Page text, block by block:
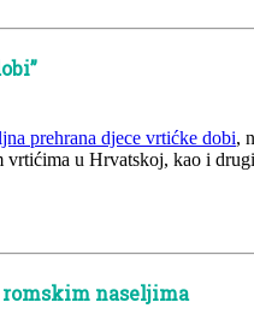
prehrana djece vrtićke dobi,
vrtićima u Hrvatskoj, kao i
naseljima